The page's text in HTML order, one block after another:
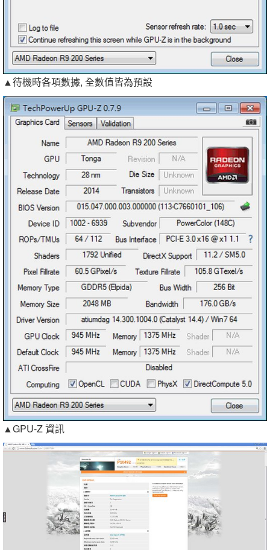
▲待機時各項數據, 全數值皆為預設
▲GPU-Z 資訊